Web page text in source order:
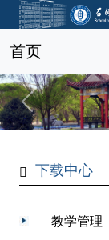
首页
下载中心
教学管理